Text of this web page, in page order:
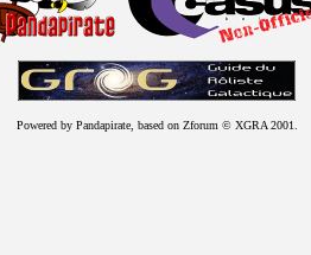
Powered by Pandapirate, based on Zforum © XGRA 2001.